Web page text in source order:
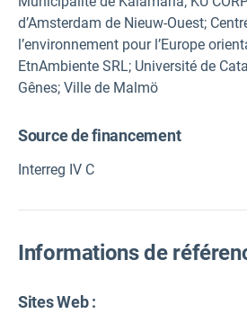
d’Amsterdam de Nieuw-Ouest;
l’environnement pour l’Europe
EtnAmbiente SRL; Université de
Gênes; Ville de Malmö
Source de financement
Interreg IV C
Informations de
Sites Web :